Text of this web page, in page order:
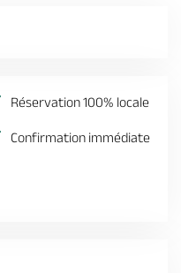
Réservation 100% locale
Confirmation immédiate